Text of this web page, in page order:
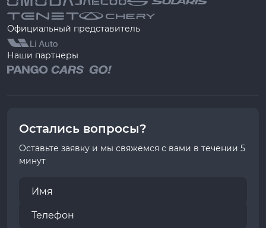
Официальный представитель
Наши партнеры
Остались вопросы?
Оставьте заявку и мы свяжемся с вами в течении 5
минут